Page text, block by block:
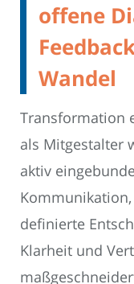
offene
Wandel
Transformation
als Mitgestalter
aktiv
definierte
Klarheit und